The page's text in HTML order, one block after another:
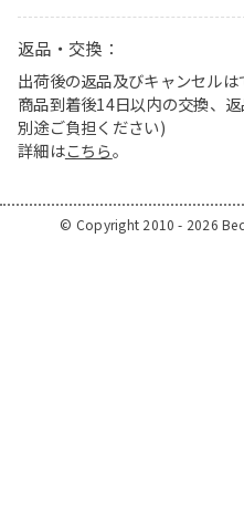
返品・交換：
出荷後の返品及びキャンセル
商品到着後14日以内の交換、
別途ご負担ください)
詳細はこちら。
© Copyright 2010 - 2026